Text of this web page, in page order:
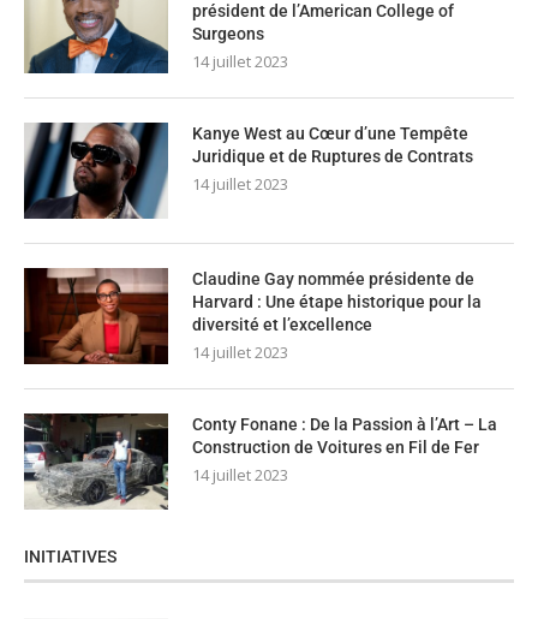
président de l’American College of
Surgeons
14 juillet 2023
Kanye West au Cœur d’une Tempête
Juridique et de Ruptures de Contrats
14 juillet 2023
Claudine Gay nommée présidente de
Harvard : Une étape historique pour la
diversité et l’excellence
14 juillet 2023
Conty Fonane : De la Passion à l’Art – La
Construction de Voitures en Fil de Fer
14 juillet 2023
INITIATIVES